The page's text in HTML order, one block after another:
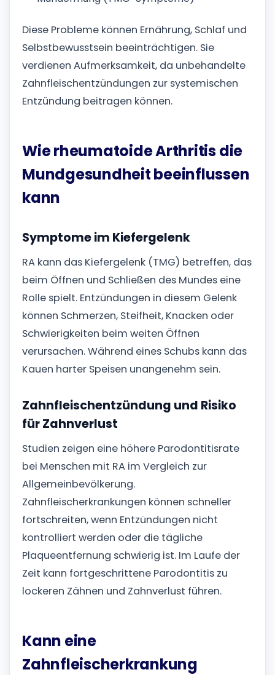
Diese Probleme können Ernährung, Schlaf und
Selbstbewusstsein beeinträchtigen. Sie
verdienen Aufmerksamkeit, da unbehandelte
Zahnfleischentzündungen zur systemischen
Entzündung beitragen können.
Wie rheumatoide Arthritis die
Mundgesundheit beeinflussen
kann
Symptome im Kiefergelenk
RA kann das Kiefergelenk (TMG) betreffen, das
beim Öffnen und Schließen des Mundes eine
Rolle spielt. Entzündungen in diesem Gelenk
können Schmerzen, Steifheit, Knacken oder
Schwierigkeiten beim weiten Öffnen
verursachen. Während eines Schubs kann das
Kauen harter Speisen unangenehm sein.
Zahnfleischentzündung und Risiko
für Zahnverlust
Studien zeigen eine höhere Parodontitisrate
bei Menschen mit RA im Vergleich zur
Allgemeinbevölkerung.
Zahnfleischerkrankungen können schneller
fortschreiten, wenn Entzündungen nicht
kontrolliert werden oder die tägliche
Plaqueentfernung schwierig ist. Im Laufe der
Zeit kann fortgeschrittene Parodontitis zu
lockeren Zähnen und Zahnverlust führen.
Kann eine
Zahnfleischerkrankung